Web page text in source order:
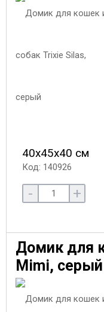
40х45х40 см
Код: 140926
- +
Домик для
Mimi, серый